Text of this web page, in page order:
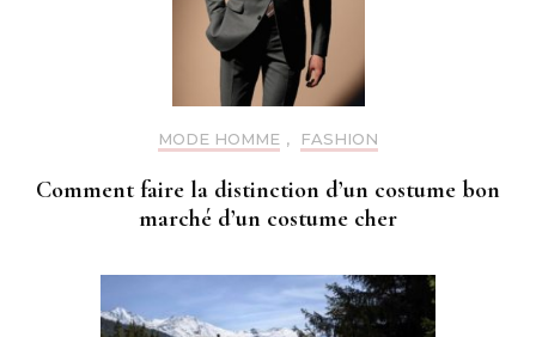
MODE HOMME , FASHION
Comment faire la distinction d’un costume bon
marché d’un costume cher